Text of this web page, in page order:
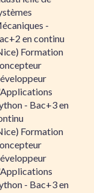
-
en continu
Formation
- Bac+3 en
Formation
- Bac+3 en